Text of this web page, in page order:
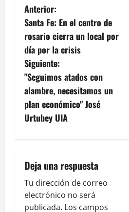
N
a
v
e
g
a
ó
n
Anterior:
Santa Fe: En el centro de
rosario cierra un local por
día por la crisis
Siguiente:
"Seguimos atados con
alambre, necesitamos un
plan económico" José
Urtubey UIA
Deja una respuesta
Tu dirección de correo
electrónico no será
publicada. Los campos